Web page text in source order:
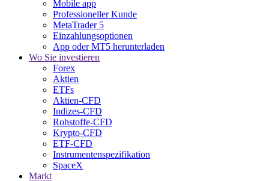
Mobile app
Professioneller Kunde
MetaTrader 5
Einzahlungsoptionen
App oder MT5 herunterladen
Wo Sie investieren
Forex
Aktien
ETFs
Aktien-CFD
Indizes-CFD
Rohstoffe-CFD
Krypto-CFD
ETF-CFD
Instrumentenspezifikation
SpaceX
Markt